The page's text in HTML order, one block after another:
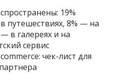
19%
путешествиях, 8% — на
в галереях и на
сервис
чек-лист для